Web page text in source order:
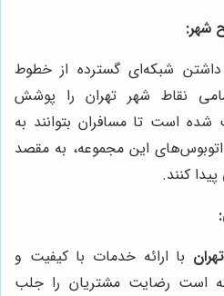
شهر:
داشتن شبکه‌ای گسترده از خطوط
تمامی نقاط شهر تهران را پوشش
است تا مسافران بتوانند به
اتوبوس‌های این مجموعه، به مقصد
کنند.
با ارائه خدمات با کیفیت و
است رضایت مشتریان را جلب